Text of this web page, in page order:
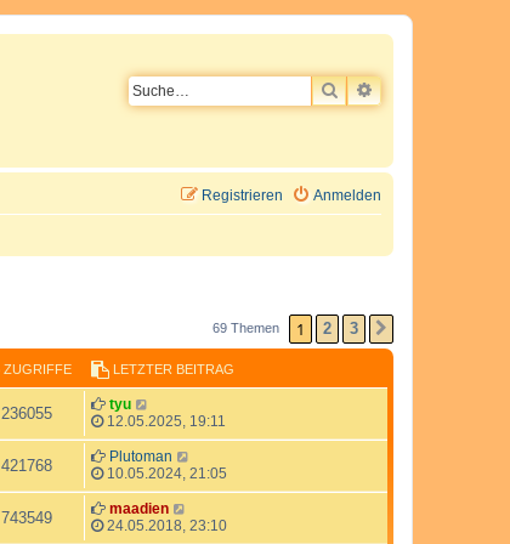
SUCHEERWEITERTE
Anmelden
Registrieren
69 Themen 1 2 3
ZUGRIFFE LETZTER BEITRAG
236055Z
r
L
e
t
z
t
e
r
B
e
tyu
12.05.2025, 19:11
421768Z
L
e
t
z
t
e
Plutoman
10.05.2024, 21:05
743549Z
L
e
maadien
24.05.2018, 23:10